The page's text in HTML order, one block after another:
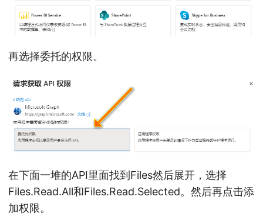
再选择委托的权限。
在下面一堆的API里面找到Files然后展开，选择
Files.Read.All和Files.Read.Selected。然后再点击添
加权限。